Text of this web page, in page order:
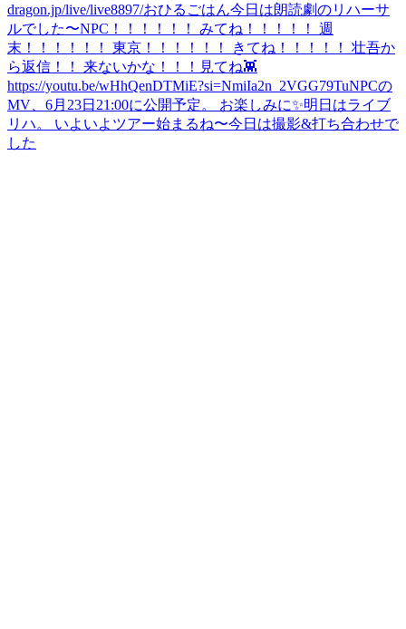
dragon.jp/live/live8897/おひるごはん今日は朗読劇のリハーサ
ルでした〜NPC！！！！！！ みてね！！！！！ 週
末！！！！！！ 東京！！！！！！ きてね！！！！！ 壮吾か
ら返信！！ 来ないかな！！！ 見てね👾
https://youtu.be/wHhQenDTMiE?si=NmiIa2n_2VGG79TuNPCの
MV、6月23日21:00に公開予定。 お楽しみに✨明日はライブ
リハ。 いよいよツアー始まるね〜今日は撮影&打ち合わせで
した